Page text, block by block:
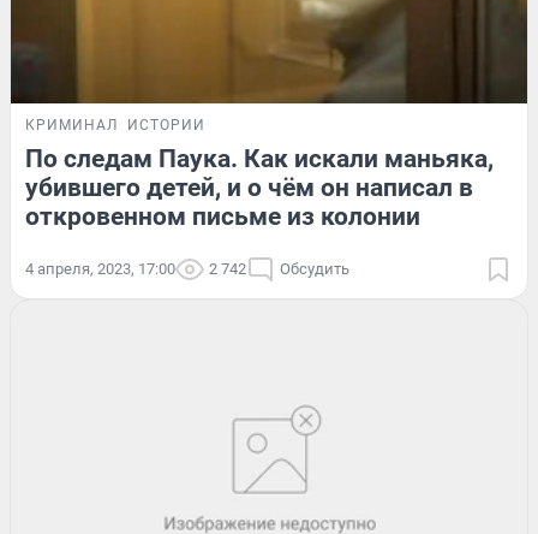
КРИМИНАЛ ИСТОРИИ
По следам Паука. Как искали маньяка,
убившего детей, и о чём он написал в
откровенном письме из колонии
4 апреля, 2023, 17:00 2 742 Обсудить